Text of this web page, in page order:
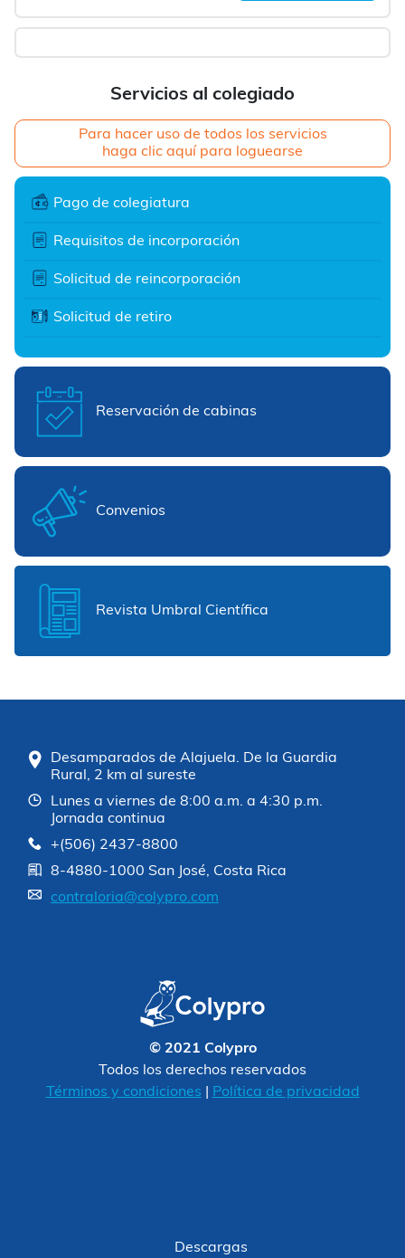
Servicios al colegiado
Para hacer uso de todos los servicios
haga clic aquí para loguearse
Pago de colegiatura
Requisitos de incorporación
Solicitud de reincorporación
Solicitud de retiro
Reservación de cabinas
Convenios
Revista Umbral Científica
Desamparados de Alajuela. De la Guardia
Rural, 2 km al sureste
Lunes a viernes de 8:00 a.m. a 4:30 p.m.
Jornada continua
+(506) 2437-8800
8-4880-1000 San José, Costa Rica
contraloria@colypro.com
© 2021 Colypro
Todos los derechos reservados
Términos y condiciones
Política de privacidad
Descargas